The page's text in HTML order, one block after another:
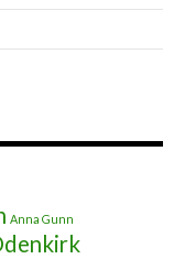
Anna Gunn